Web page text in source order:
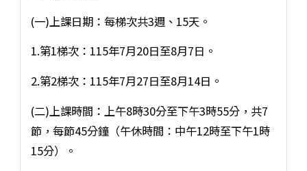
(一)上課日期：每梯次共3週、15天。
1.第1梯次：115年7月20日至8月7日。
2.第2梯次：115年7月27日至8月14日。
(二)上課時間：上午8時30分至下午3時55分，共7
節，每節45分鐘（午休時間：中午12時至下午1時
15分）。